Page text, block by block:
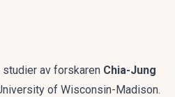
av forskaren Chia-Jung
of Wisconsin-Madison.